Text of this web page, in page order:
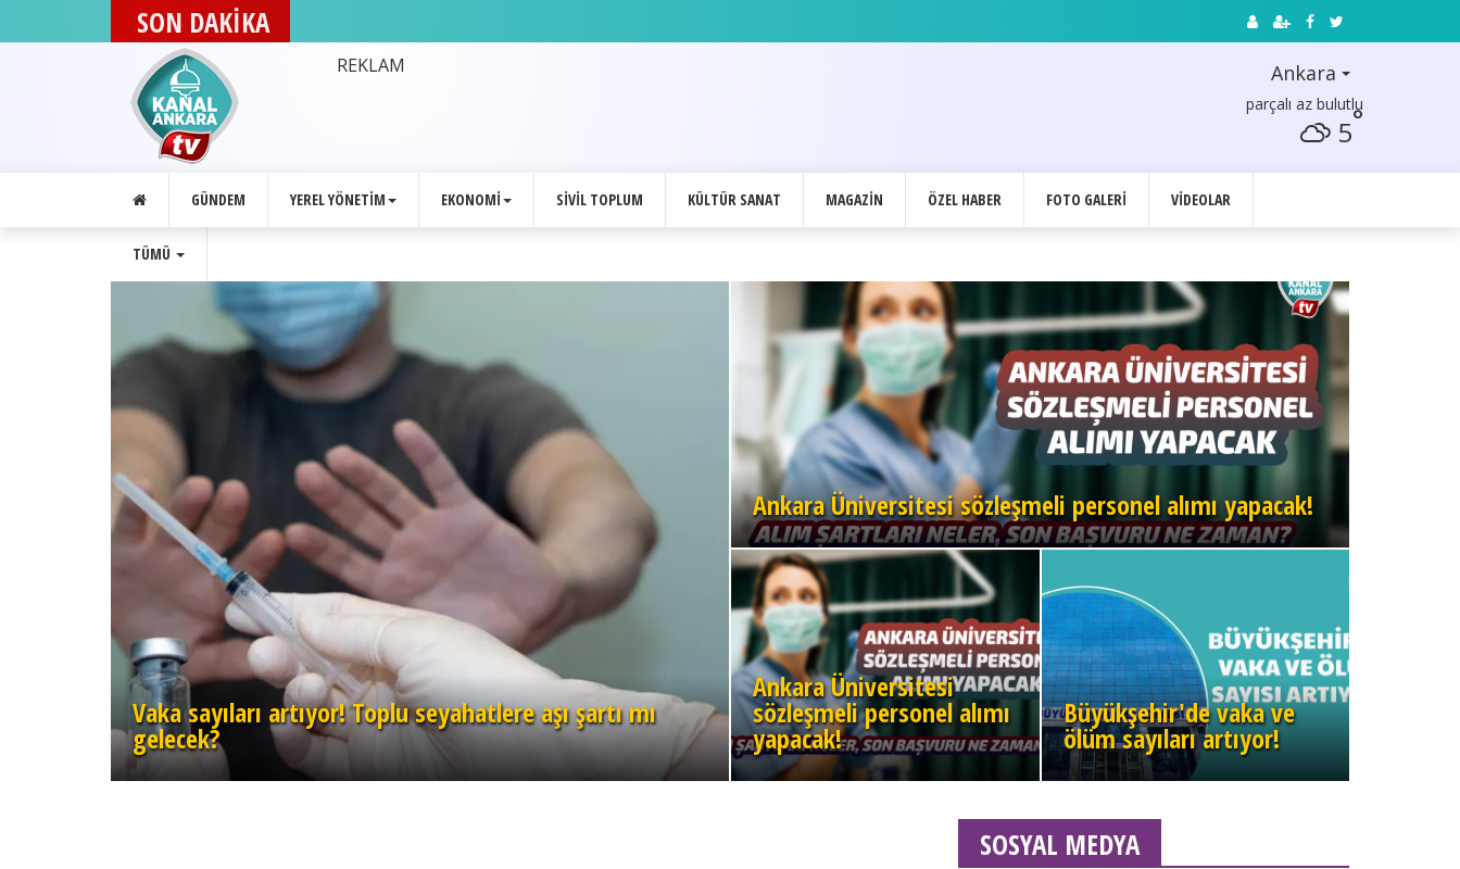
SON DAKİKA
REKLAM Ankara
parçalı az bulutlu
5°
GÜNDEM YEREL YÖNETIM EKONOMI SIVIL TOPLUM KÜLTÜR SANAT MAGAZIN ÖZEL HABER FOTO GALERI VIDEOLAR
TÜMÜ
Vaka sayıları artıyor! Toplu seyahatlere aşı şartı mı
gelecek?
Ankara Üniversitesi sözleşmeli personel alımı yapacak!
Ankara Üniversitesi
sözleşmeli personel alımı
yapacak!
Büyükşehir'de vaka ve
ölüm sayıları artıyor!
SOSYAL MEDYA